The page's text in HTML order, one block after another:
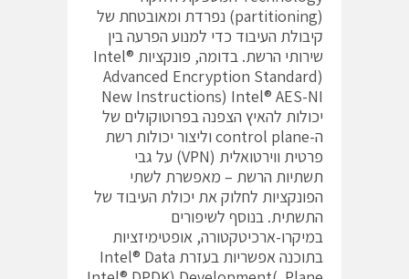
(partitioning) נפרדת ומאובטחת של
קיבולת העיבוד כדי למנוע הפרעה בין
שירותי הרשת. בדומה, פונקציות Intel®
Advanced Encryption Standard)
Intel® AES-NI (New Instructions
יכולות להאיץ הצפנה בפרוטוקולים של
ה-control plane וליצור יכולות רשת
פרטית ווירטואלית (VPN) על גבי
תשתיות הרשת – מאפשרת לשתי
הפונקציות לחלוק את יכולת העיבוד של
התשתית. בנוסף לשיפורים
במיקרו-ארכיטקטורה, אופטימיזציות
בתוכנה אפשריות בעזרת Intel® Data